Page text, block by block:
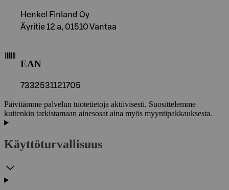
Henkel Finland Oy
Äyritie 12 a, 01510 Vantaa
EAN
7332531121705
Päivitämme palvelun tuotetietoja aktiivisesti. Suosittelemme
kuitenkin tarkistamaan ainesosat aina myös myyntipakkauksesta.
Käyttöturvallisuus